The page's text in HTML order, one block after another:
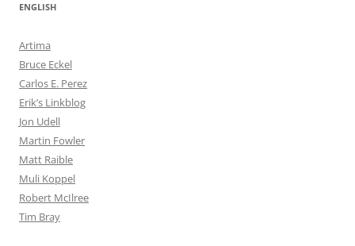
ENGLISH
Artima
Bruce Eckel
Carlos E. Perez
Erik’s Linkblog
Jon Udell
Martin Fowler
Matt Raible
Muli Koppel
Robert McIlree
Tim Bray